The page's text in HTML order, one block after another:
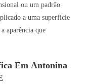
ou um padrão
a uma superfície
aparência que
Em Antonina